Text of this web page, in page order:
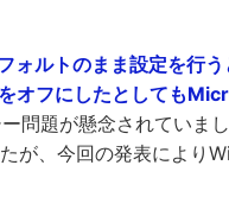
ォルトのまま設定を行
オフにしたとしても
問題が懸念されていま
が、今回の発表により